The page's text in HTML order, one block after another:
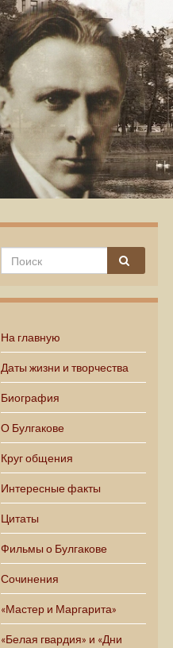
На главную
Даты жизни и творчества
Биография
О Булгакове
Круг общения
Интересные факты
Цитаты
Фильмы о Булгакове
Сочинения
«Мастер и Маргарита»
«Белая гвардия» и «Дни